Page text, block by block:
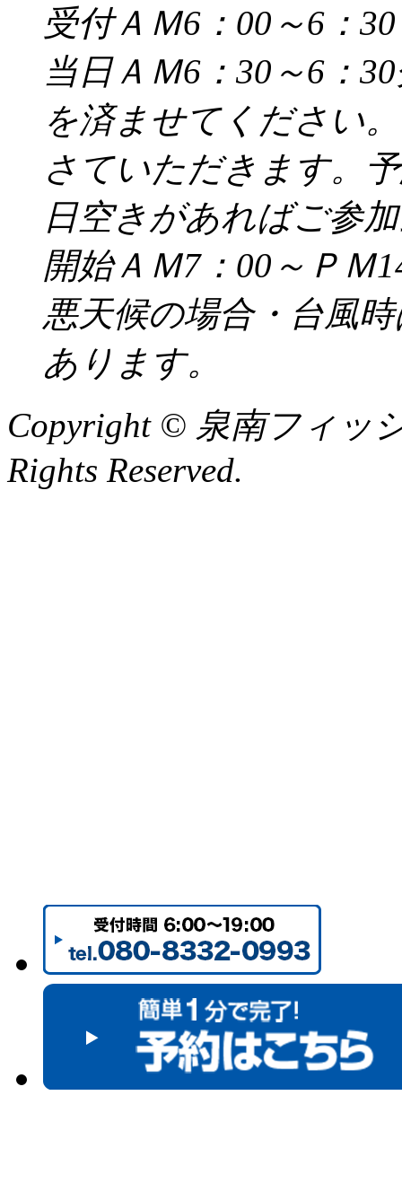
受付ＡＭ6：00～6：30
当日ＡＭ6：30～6：
を済ませてください
さていただきます。
日空きがあればご参
開始ＡＭ7：00～ＰＭ
悪天候の場合・台風
あります。
Copyright © 泉南フィッ
Rights Reserved.